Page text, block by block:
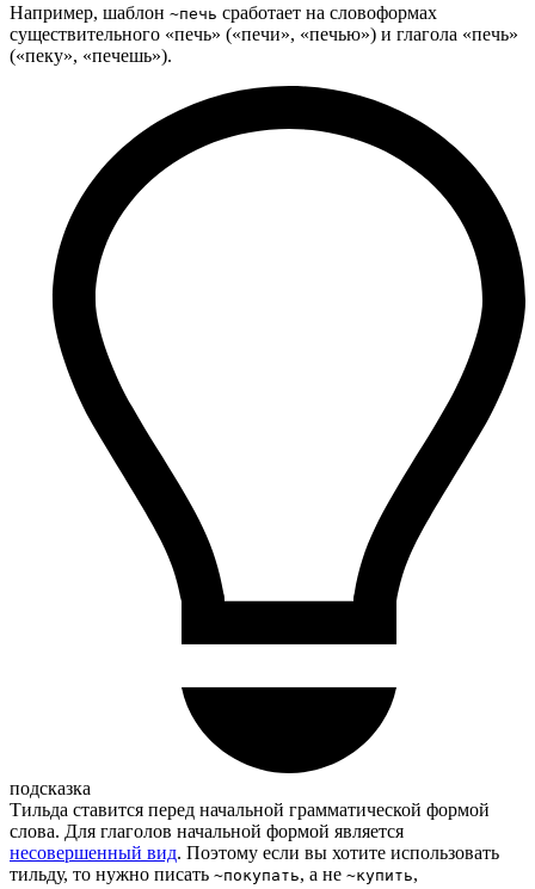
Например, шаблон ~печь сработает на словоформах
существительного «печь» («печи», «печью») и глагола «печь»
(«пеку», «печешь»).
подсказка
Тильда ставится перед начальной грамматической формой
слова. Для глаголов начальной формой является
несовершенный вид. Поэтому если вы хотите использовать
тильду, то нужно писать ~покупать, а не ~купить,